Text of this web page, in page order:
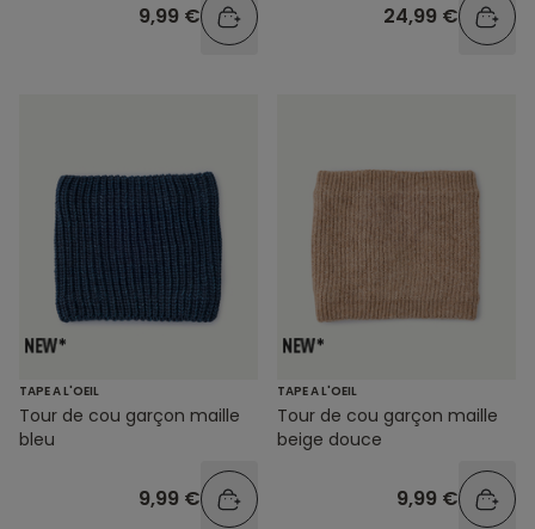
9,99 € 24,99 €
TAPE A L'OEIL
Tour de cou garçon maille
bleu
9,99 €
TAPE A L'OEIL
Tour de cou garçon maille
beige douce
9,99 €